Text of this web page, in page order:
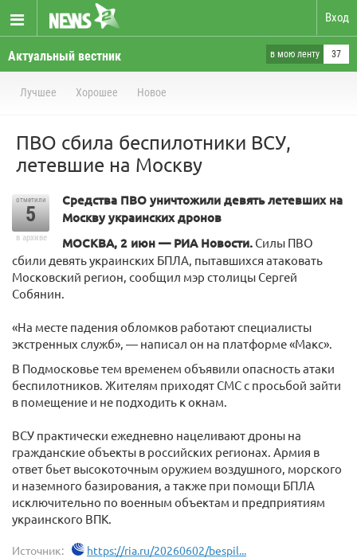
Вход
Актуальный вестник в мою ленту 37
Лучшее Хорошее Новое
ПВО сбила беспилотники ВСУ,
летевшие на Москву
отметили
5
в архиве
Средства ПВО уничтожили девять летевших на
Москву украинских дронов
МОСКВА, 2 июн — РИА Новости. Силы ПВО
сбили девять украинских БПЛА, пытавшихся атаковать
Московский регион, сообщил мэр столицы Сергей
Собянин.
«На месте падения обломков работают специалисты
экстренных служб», — написал он на платформе «Макс».
В Подмосковье тем временем объявили опасность атаки
беспилотников. Жителям приходят СМС с просьбой зайти
в помещение и не подходить к окнам.
ВСУ практически ежедневно нацеливают дроны на
гражданские объекты в российских регионах. Армия в
ответ бьет высокоточным оружием воздушного, морского
и наземного базирования, а также при помощи БПЛА
исключительно по военным объектам и предприятиям
украинского ВПК.
Источник: https://ria.ru/20260602/bespil...